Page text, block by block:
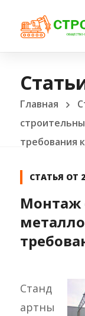
Главная
требования
СТАТЬЯ ОТ
Монтаж
Станд
артны